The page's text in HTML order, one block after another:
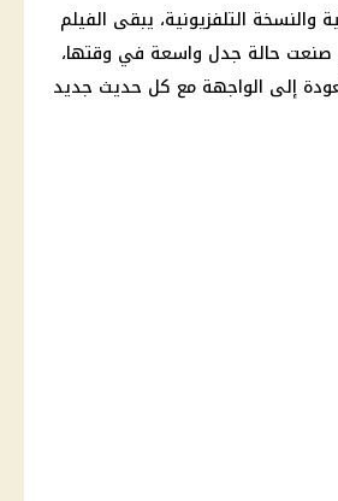
والنسخة التلفزيونية، يبقى الفيلم
صنعت حالة جدل واسعة في وقتها،
إلى الواجهة مع كل حديث جديد